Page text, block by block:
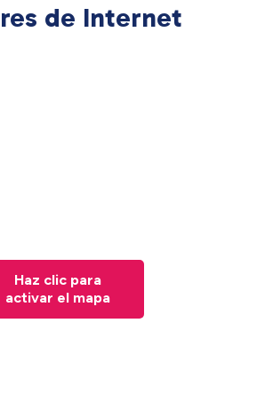
de Internet
Haz clic para
activar el mapa